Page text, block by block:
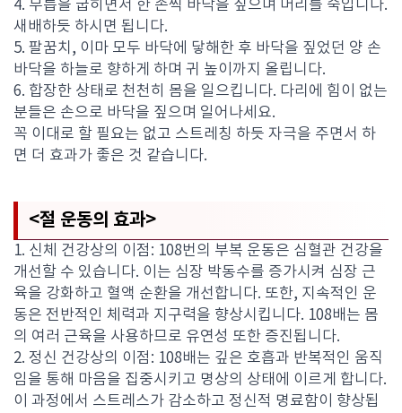
4. 무릅을 굽히면서 한 손씩 바닥을 짚으며 머리를 숙입니다.
새배하듯 하시면 됩니다.
5. 팔꿈치, 이마 모두 바닥에 닿해한 후 바닥을 짚었던 양 손
바닥을 하늘로 향하게 하며 귀 높이까지 올립니다.
6. 합장한 상태로 천천히 몸을 일으킵니다. 다리에 힘이 없는
분들은 손으로 바닥을 짚으며 일어나세요.
꼭 이대로 할 필요는 없고 스트레칭 하듯 자극을 주면서 하
면 더 효과가 좋은 것 같습니다.
<절 운동의 효과>
1. 신체 건강상의 이점: 108번의 부복 운동은 심혈관 건강을
개선할 수 있습니다. 이는 심장 박동수를 증가시켜 심장 근
육을 강화하고 혈액 순환을 개선합니다. 또한, 지속적인 운
동은 전반적인 체력과 지구력을 향상시킵니다. 108배는 몸
의 여러 근육을 사용하므로 유연성 또한 증진됩니다.
2. 정신 건강상의 이점: 108배는 깊은 호흡과 반복적인 움직
임을 통해 마음을 집중시키고 명상의 상태에 이르게 합니다.
이 과정에서 스트레스가 감소하고 정신적 명료함이 향상됩